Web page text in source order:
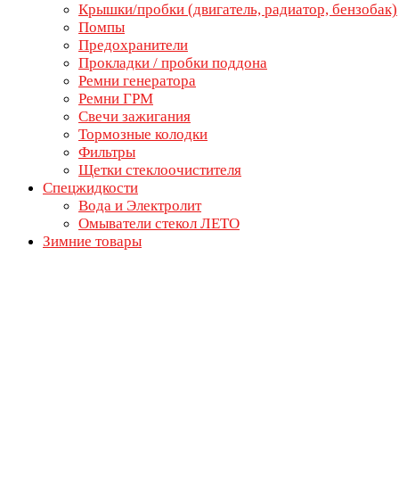
Крышки/пробки (двигатель, радиатор, бензобак)
Помпы
Предохранители
Прокладки / пробки поддона
Ремни генератора
Ремни ГРМ
Свечи зажигания
Тормозные колодки
Фильтры
Щетки стеклоочистителя
Спецжидкости
Вода и Электролит
Омыватели стекол ЛЕТО
Зимние товары